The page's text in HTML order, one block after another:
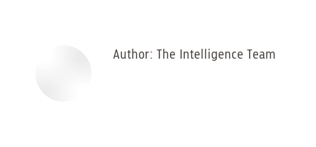
Author: The Intelligence Team